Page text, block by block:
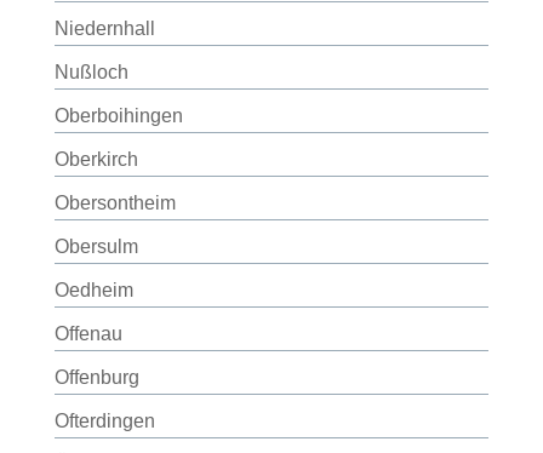
Niedernhall
Nußloch
Oberboihingen
Oberkirch
Obersontheim
Obersulm
Oedheim
Offenau
Offenburg
Ofterdingen